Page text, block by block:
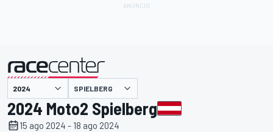
presentado por SPIELBERG
2024 Moto2 Spielberg
15 ago 2024 - 18 ago 2024